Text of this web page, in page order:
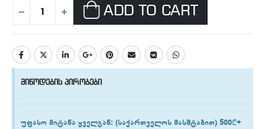
ADD TO CART
მიწოდების პირობები
უფასო მიტანა ყველგან: (საქართველოს მასშტაბით) 500₾+